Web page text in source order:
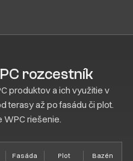
rozcestník
produktov a ich využitie v
terasy až po fasádu či plot.
WPC riešenie.
Fasáda Plot Bazén